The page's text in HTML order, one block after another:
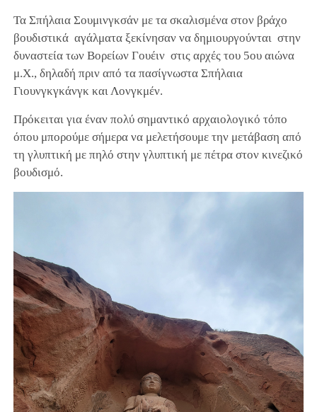
Τα Σπήλαια Σουμινγκσάν με τα σκαλισμένα στον βράχο
βουδιστικά αγάλματα ξεκίνησαν να δημιουργούνται στην
δυναστεία των Βορείων Γουέιν στις αρχές του 5ου αιώνα
μ.X., δηλαδή πριν από τα πασίγνωστα Σπήλαια
Γιουνγκγκάνγκ και Λονγκμέν.
Πρόκειται για έναν πολύ σημαντικό αρχαιολογικό τόπο
όπου μπορούμε σήμερα να μελετήσουμε την μετάβαση από
τη γλυπτική με πηλό στην γλυπτική με πέτρα στον κινεζικό
βουδισμό.